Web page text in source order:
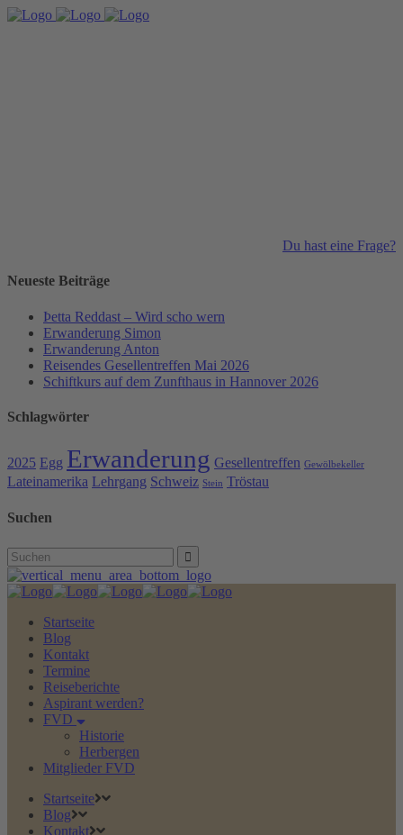
Du hast eine Frage?
Neueste Beiträge
Þetta Reddast – Wird scho wern
Erwanderung Simon
Erwanderung Anton
Reisendes Gesellentreffen Mai 2026
Schiftkurs auf dem Zunfthaus in Hannover 2026
Schlagwörter
2025 Egg Erwanderung Gesellentreffen Gewölbekeller
Lateinamerika Lehrgang Schweiz Stein Tröstau
Suchen
Search
for:
Startseite
Blog
Kontakt
Termine
Reiseberichte
Aspirant werden?
FVD
Historie
Herbergen
Mitglieder FVD
Startseite
Blog
Kontakt